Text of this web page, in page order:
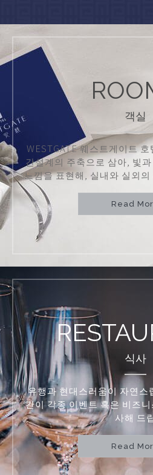
객실
WESTGATE 웨스트게이트
간설계의 주축으로 삼아, 빛
느낌을 표현해, 실내와 실외
Read
식사
유행과 현대스러움이 자연스
간이 각종 이벤트 혹은 비즈
사해 드
Read